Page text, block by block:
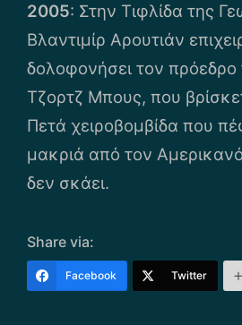
2005: Στην Τιφλίδα της
Βλαντιμίρ Αρουτιάν
δολοφονήσει τον
Τζορτζ Μπους, που
Πετά χειροβομβίδα που
μακριά από τον
δεν σκάει.
Share via:
Facebook Twitter